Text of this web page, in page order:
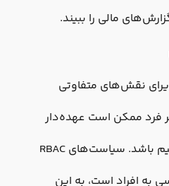
مالی را ببیند.
نقش‌های متفاوتی
فرد ممکن است عهده‌دار
بیش از یک نقش در تیم باشد. سیاست‌های RBAC
به افراد است، به این